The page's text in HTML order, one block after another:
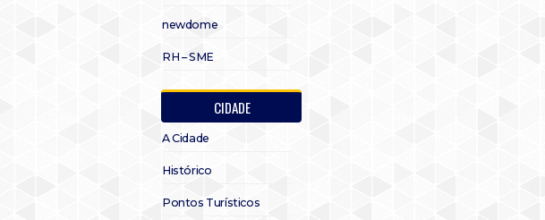
newdome
RH – SME
CIDADE
A Cidade
Histórico
Pontos Turísticos